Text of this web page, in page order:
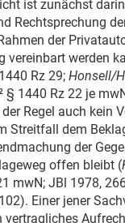
ist zunächst
Rechtsprechung
der
vereinbart werden
Rz 29; Honsell/
§ 1440 Rz 22 je
Regel auch kein
Streitfall dem
der
offen bleibt (
mwN; JBl 1978,
Einer jener
vertragliches